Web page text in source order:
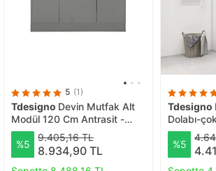
5 (1)
Tdesigno Devin Mutfak Alt
Modül 120 Cm Antrasit -
Tezgah Dahil
%5
9.405,16 TL
8.934,90 TL
Tdesigno
Dolabı-
Makinesi
Dolap
%5